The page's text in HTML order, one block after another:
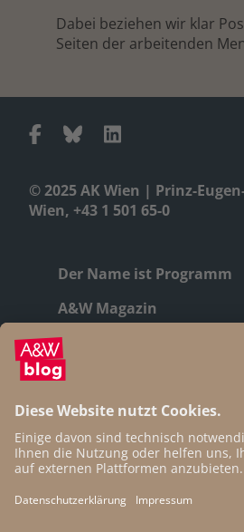
© 2025 AK Wien | Prinz-
Wien, +43 1 501 65-0
Der Name ist Programm
A&W Magazin
Geschichte
Autor:innen
Newsletter
Open Access
Dabei beziehen wir klar
Seiten der arbeitenden